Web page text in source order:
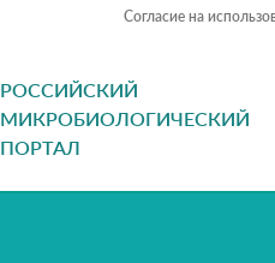
Согласие на
РОССИЙСКИЙ
МИКРОБИОЛОГИЧЕСКИЙ
ПОРТАЛ